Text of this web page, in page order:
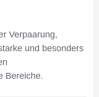
Verpaarung,
und besonders
Bereiche.